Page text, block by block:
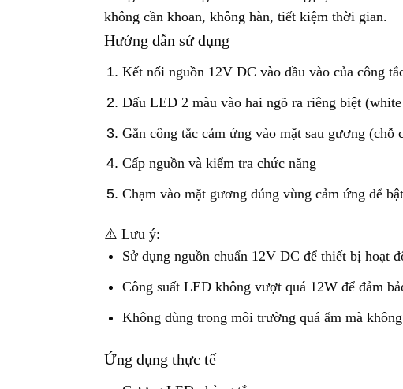
không cần khoan, không hàn, tiết kiệm thời gian.
Hướng dẫn sử dụng
Kết nối nguồn 12V DC vào đầu vào của công
Đấu LED 2 màu vào hai ngõ ra riêng biệt
Gắn công tắc cảm ứng vào mặt sau gương (chỗ
Cấp nguồn và kiểm tra chức năng
Chạm vào mặt gương đúng vùng cảm ứng để
⚠️ Lưu ý:
Sử dụng nguồn chuẩn 12V DC để thiết bị hoạt
Công suất LED không vượt quá 12W để đảm
Không dùng trong môi trường quá ẩm mà
Ứng dụng thực tế